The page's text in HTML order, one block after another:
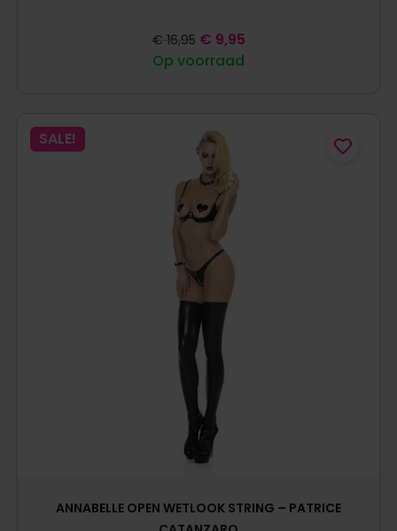
Op voorraad
€ 16,95 € 9,95
SALE!
ANNABELLE OPEN WETLOOK STRING – PATRICE